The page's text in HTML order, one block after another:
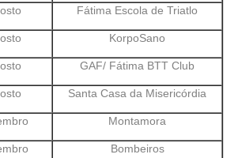
Fátima Escola de Triatlo
KorpoSano
GAF/ Fátima BTT Club
Santa Casa da Misericórdia
Montamora
Bombeiros